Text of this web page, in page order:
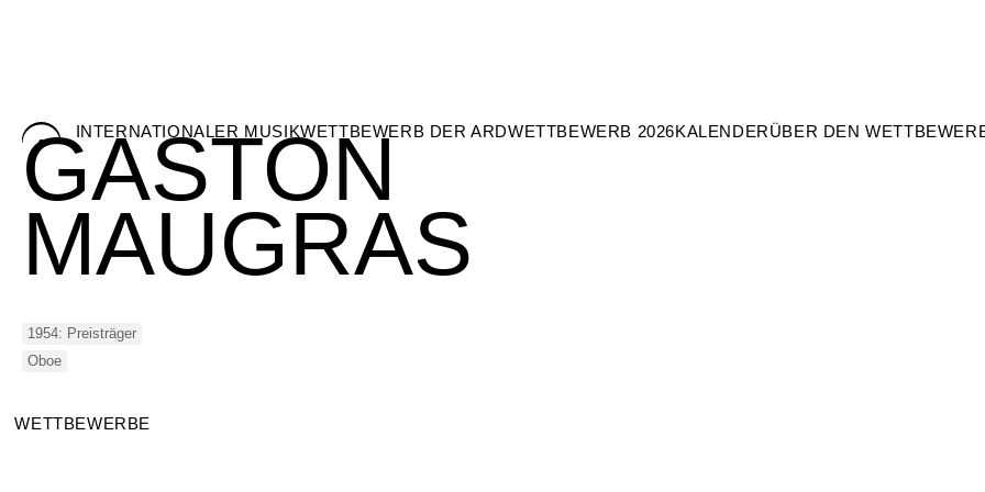
content
INTERNATIONALER MUSIKWETTBEWERB DER ARDWETTBEWERB 2026KALENDERÜBER DEN
GASTON
MAUGRAS
1954: Preisträger
Oboe
WETTBEWERBE